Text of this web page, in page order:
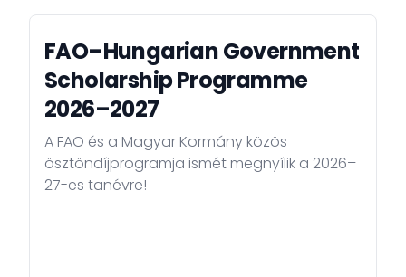
FAO–Hungarian Government
Scholarship Programme
2026–2027
A FAO és a Magyar Kormány közös
ösztöndíjprogramja ismét megnyílik a 2026–
27-es tanévre!